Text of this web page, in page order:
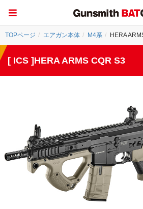
TOPページ エアガン本体 M4系 HERA
[ ICS ]HERA ARMS CQR S3